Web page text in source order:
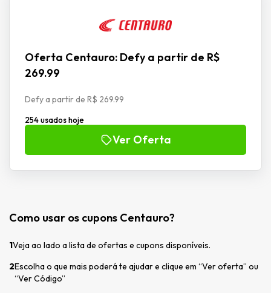
Oferta Centauro: Defy a partir de R$
269.99
Defy a partir de R$ 269.99
254 usados hoje
Ver Oferta
Como usar os cupons Centauro?
1Veja ao lado a lista de ofertas e cupons disponíveis.
2Escolha o que mais poderá te ajudar e clique em “Ver oferta” ou
“Ver Código”